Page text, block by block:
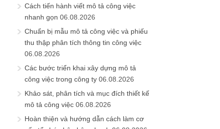
Cách tiến hành viết mô tả công việc
nhanh gọn 06.08.2026
Chuẩn bị mẫu mô tả công việc và phiếu
thu thập phân tích thông tin công việc
06.08.2026
Các bước triển khai xây dựng mô tả
công việc trong công ty 06.08.2026
Khảo sát, phân tích và mục đích thiết kế
mô tả công việc 06.08.2026
Hoàn thiện và hướng dẫn cách làm cơ